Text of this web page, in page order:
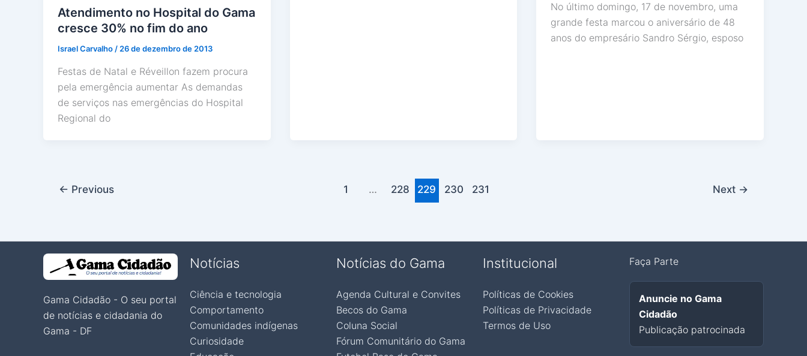
Atendimento no Hospital do Gama
cresce 30% no fim do ano
Israel Carvalho/26 de dezembro de 2013
Festas de Natal e Réveillon fazem procura
pela emergência aumentar As demandas
de serviços nas emergências do Hospital
Regional do
No último domingo, 17 de novembro, uma
grande festa marcou o aniversário de 48
anos do empresário Sandro Sérgio, esposo
← Previous 1 … 228 229 230 231 Next →
Gama Cidadão - O seu portal
de notícias e cidadania do
Gama - DF
Notícias
Ciência e tecnologia
Comportamento
Comunidades indígenas
Curiosidade
Notícias do Gama
Agenda Cultural e Convites
Becos do Gama
Coluna Social
Fórum Comunitário do Gama
Institucional
Políticas de Cookies
Políticas de Privacidade
Termos de Uso
Faça Parte
Anuncie no Gama
Cidadão
Publicação patrocinada